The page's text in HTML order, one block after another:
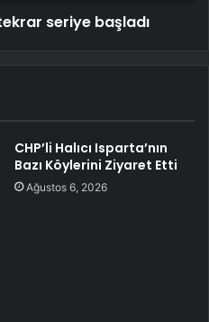
seriye başladı
CHP’li Halıcı Isparta’nın
Bazı Köylerini Ziyaret Etti
Ağustos 6, 2026